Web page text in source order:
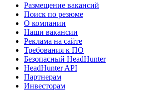
Размещение вакансий
Поиск по резюме
О компании
Наши вакансии
Реклама на сайте
Требования к ПО
Безопасный HeadHunter
HeadHunter API
Партнерам
Инвесторам